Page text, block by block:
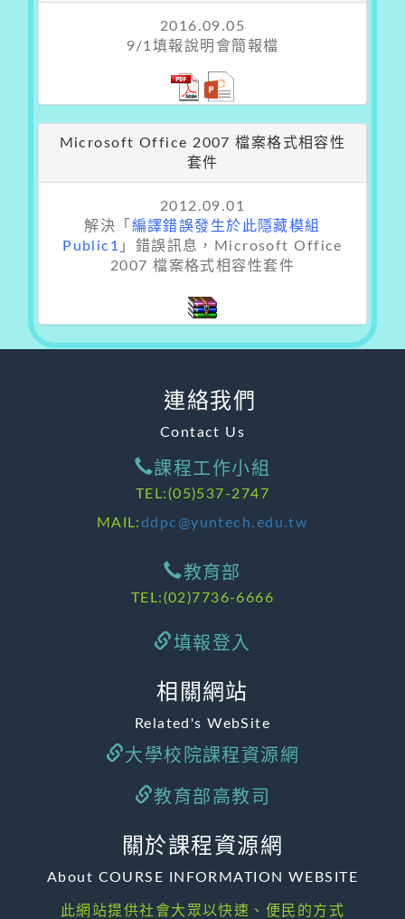
2016.09.05
9/1填報說明會簡報檔
Microsoft Office 2007 檔案格式相容性
套件
2012.09.01
解決「 編譯錯誤發生於此隱藏模組
Public1 」錯誤訊息，Microsoft Office
2007 檔案格式相容性套件
連絡我們
Contact Us
課程工作小組
TEL:(05)537-2747
MAIL:ddpc@yuntech.edu.tw
教育部
TEL:(02)7736-6666
填報登入
相關網站
Related's WebSite
大學校院課程資源網
教育部高教司
關於課程資源網
About COURSE INFORMATION WEBSITE
此網站提供社會大眾以快速、便民的方式